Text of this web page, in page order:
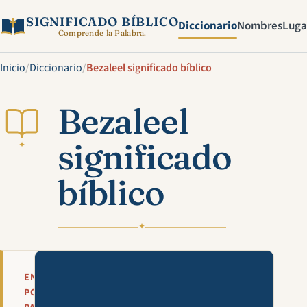
SIGNIFICADO BÍBLICO
Comprende la Palabra. DiccionarioNombres
Inicio/Diccionario/Bezaleel significado bíblico
✦
Bezaleel
significado
bíblico
✦
EN
POCAS
Mira esta explicación en